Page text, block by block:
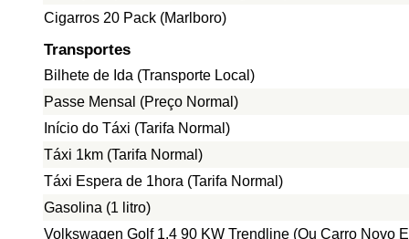
Cigarros 20 Pack (Marlboro)
Transportes
Bilhete de Ida (Transporte Local)
Passe Mensal (Preço Normal)
Início do Táxi (Tarifa Normal)
Táxi 1km (Tarifa Normal)
Táxi Espera de 1hora (Tarifa Normal)
Gasolina (1 litro)
Volkswagen Golf 1.4 90 KW Trendline (Ou Carro Novo